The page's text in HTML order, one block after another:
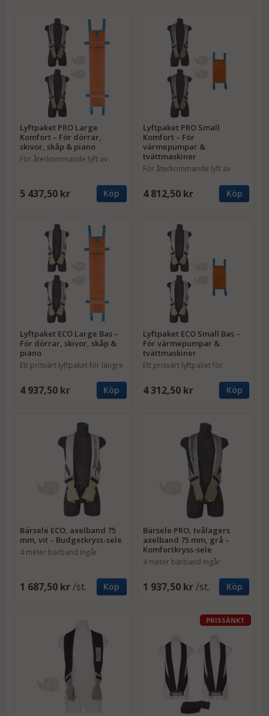
Lyftpaket PRO Large
Komfort – För dörrar,
skivor, skåp & piano
För återkommande lyft av
5 437,50 kr Köp
Lyftpaket PRO Small
Komfort – För
värmepumpar &
tvättmaskiner
För återkommande lyft av
4 812,50 kr Köp
Lyftpaket ECO Large Bas –
För dörrar, skivor, skåp &
piano
Ett prisvärt lyftpaket för längre
4 937,50 kr Köp
Lyftpaket ECO Small Bas –
För värmepumpar &
tvättmaskiner
Ett prisvärt lyftpaket för
4 312,50 kr Köp
Bärsele ECO, axelband 75
mm, vit – Budgetkryss-sele
4 meter bärband ingår
1 687,50 kr/st. Köp
Bärsele PRO, tvålagers
axelband 75 mm, grå –
Komfortkryss-sele
4 meter bärband ingår
1 937,50 kr/st. Köp
PRISSÄNKT